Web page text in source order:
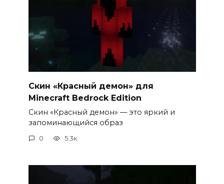
Скин «Красный демон» для
Minecraft Bedrock Edition
Скин «Красный демон» — это яркий и
запоминающийся образ
0 5.3к.